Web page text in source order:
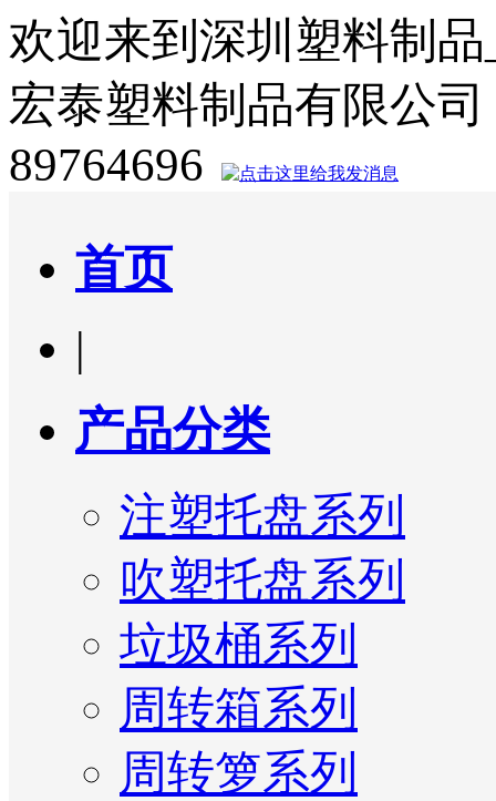
欢迎来到深圳塑料制
宏泰塑料制品有限公司
89764696
首页
|
产品分类
注塑托盘系列
吹塑托盘系列
垃圾桶系列
周转箱系列
周转箩系列